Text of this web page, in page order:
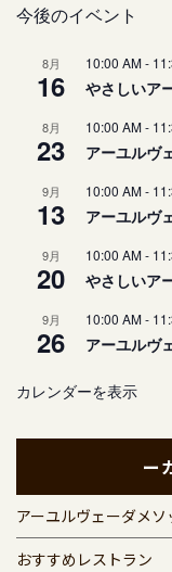
今後のイベント
8月
16
10:00 AM-
やさしいア
8月
23
10:00 AM-
アーユルヴ
9月
13
10:00 AM-
アーユルヴ
9月
20
10:00 AM-
やさしいア
9月
26
10:00 AM-
アーユルヴ
カレンダーを表示
ー
アーユルヴェーダメソ
おすすめレストラン